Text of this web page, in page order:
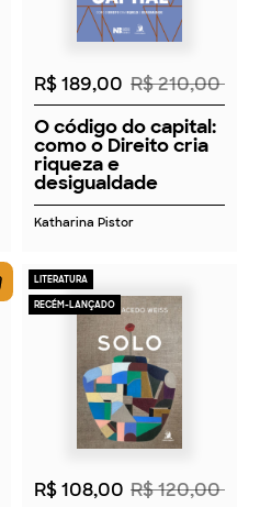
R$ 189,00 R$ 210,00
O código do capital:
como o Direito cria
riqueza e
desigualdade
Katharina Pistor
LITERATURA
RECÉM-LANÇADO
2026
R$ 108,00 R$ 120,00